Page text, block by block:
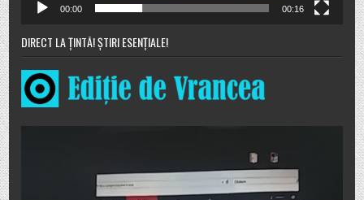
00:00 00:16
DIRECT LA ȚINTĂ! ȘTIRI ESENȚIALE!